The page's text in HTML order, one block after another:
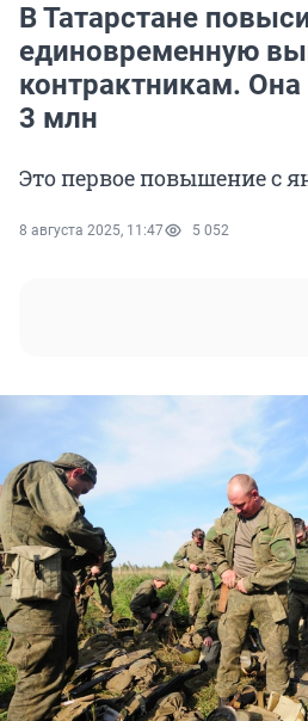
В Татарстане
единовременную
контрактникам. Она
3 млн
Это первое повышение с
8 августа 2025, 11:47 5 052